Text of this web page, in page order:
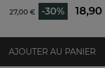
27,00 € -30%
AJOUTER AU PANIER